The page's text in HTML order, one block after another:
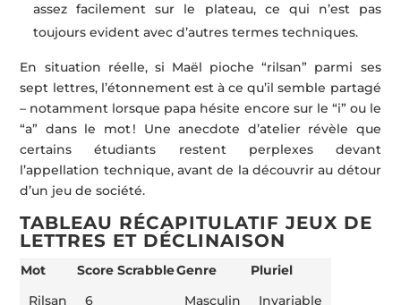
assez facilement sur le plateau, ce qui n’est pas
toujours evident avec d’autres termes techniques.
En situation réelle, si Maël pioche “rilsan” parmi ses
sept lettres, l’étonnement est à ce qu’il semble partagé
– notamment lorsque papa hésite encore sur le “i” ou le
“a” dans le mot ! Une anecdote d’atelier révèle que
certains étudiants restent perplexes devant
l’appellation technique, avant de la découvrir au détour
d’un jeu de société.
TABLEAU RÉCAPITULATIF JEUX DE
LETTRES ET DÉCLINAISON
Mot Score ScrabbleGenre
Pluriel
Rilsan
6 Masculin Invariable